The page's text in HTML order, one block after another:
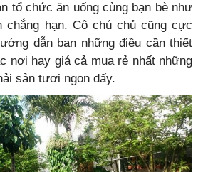
tổ chức ăn uống cùng bạn bè như
chẳng hạn. Cô chú chủ cũng cực
dẫn bạn những điều cần thiết
nơi hay giá cả mua rẻ nhất những
sản tươi ngon đấy.